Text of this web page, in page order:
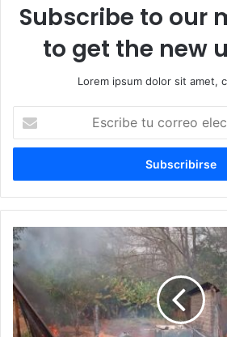
Subscribe to our
to get the new
Lorem ipsum dolor sit amet,
correo